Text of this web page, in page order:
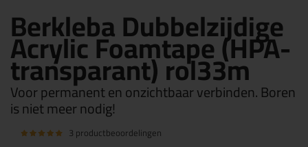
Berkleba Dubbelzijdige
Acrylic Foamtape (HPA-
transparant) rol33m
Voor permanent en onzichtbaar verbinden. Boren
is niet meer nodig!
3 productbeoordelingen